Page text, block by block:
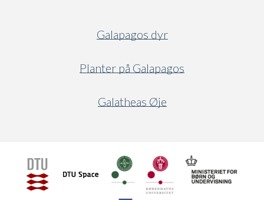
Galapagos dyr
Planter på Galapagos
Galatheas Øje